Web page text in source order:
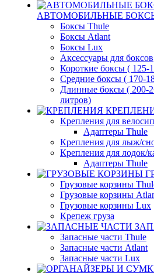
АВТОМОБИЛЬНЫЕ
Боксы Thule
Боксы Atlant
Боксы Lux
Аксессуары для боксов
Короткие боксы ( 125-
Средние боксы ( 170-
Длинные боксы ( 200-
литров)
Крепления для
Адаптеры Thule
Крепления для лыж/
Крепления для лодок/
Адаптеры Thule
Грузовые корзины
Грузовые корзины
Грузовые корзины Lux
Крепеж груза
Запасные части Thule
Запасные части Atlant
Запасные части Lux